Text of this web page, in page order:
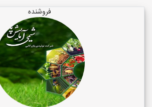
فروشنده